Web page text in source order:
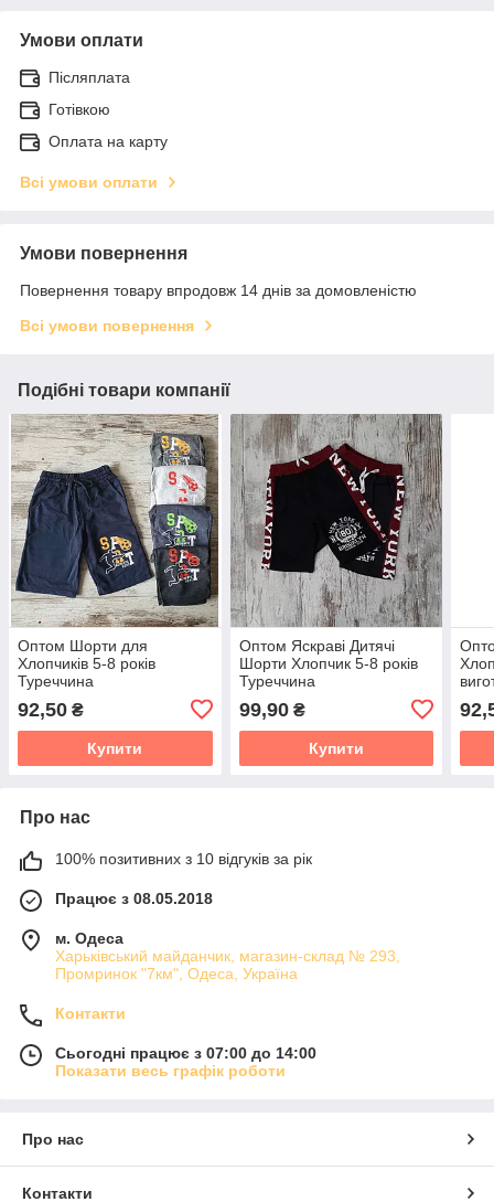
Умови оплати
Післяплата
Готівкою
Оплата на карту
Всі умови оплати
Умови повернення
Повернення товару впродовж 14 днів за домовленістю
Всі умови повернення
Подібні товари компанії
Оптом Шорти для
Хлопчиків 5-8 років
Туреччина
92,50 ₴
Купити
Оптом Яскраві Дитячі
Шорти Хлопчик 5-8 років
Туреччина
99,90₴
Купити
Про нас
100% позитивних з 10 відгуків за рік
Працює з 08.05.2018
м. Одеса
Харьківський майданчик, магазин-склад № 293,
Промринок "7км", Одеса, Україна
Контакти
Сьогодні працює з 07:00 до 14:00
Показати весь графік роботи
Про нас
Контакти